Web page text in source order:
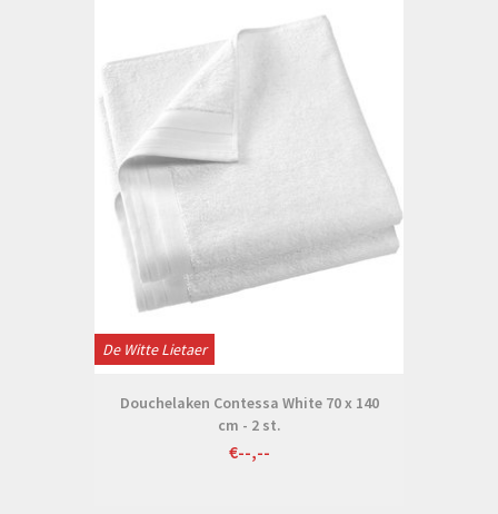
De Witte Lietaer
Douchelaken Contessa White 70 x 140
cm - 2 st.
€--,--